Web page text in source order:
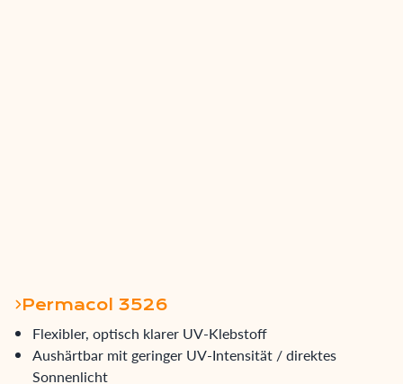
Permacol 3526
Flexibler, optisch klarer UV-Klebstoff
Aushärtbar mit geringer UV-Intensität / direktes
Sonnenlicht